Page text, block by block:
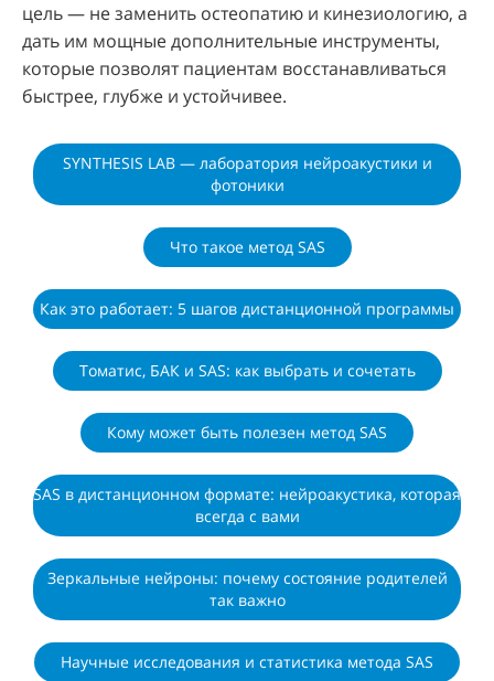
цель — не заменить остеопатию и кинезиологию, а
дать им мощные дополнительные инструменты,
которые позволят пациентам восстанавливаться
быстрее, глубже и устойчивее.
SYNTHESIS LAB — лаборатория нейроакустики и
фотоники
Что такое метод SAS
Как это работает: 5 шагов дистанционной программы
Томатис, БАК и SAS: как выбрать и сочетать
Кому может быть полезен метод SAS
SAS в дистанционном формате: нейроакустика, которая
всегда с вами
Зеркальные нейроны: почему состояние родителей
так важно
Научные исследования и статистика метода SAS